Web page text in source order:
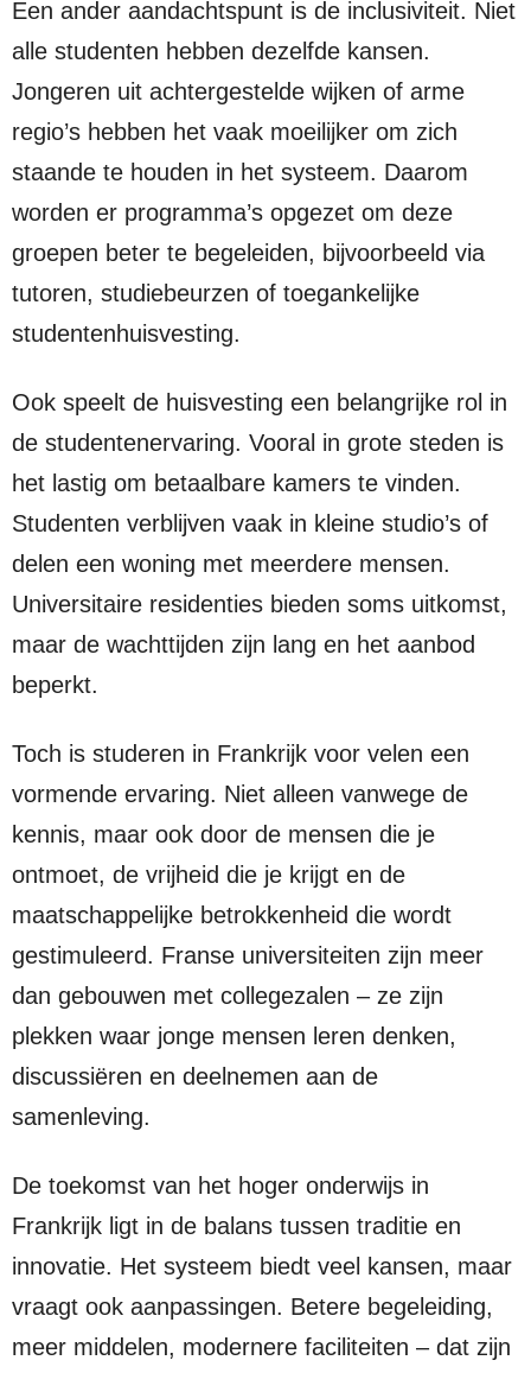
Een ander aandachtspunt is de inclusiviteit. Niet
alle studenten hebben dezelfde kansen.
Jongeren uit achtergestelde wijken of arme
regio’s hebben het vaak moeilijker om zich
staande te houden in het systeem. Daarom
worden er programma’s opgezet om deze
groepen beter te begeleiden, bijvoorbeeld via
tutoren, studiebeurzen of toegankelijke
studentenhuisvesting.
Ook speelt de huisvesting een belangrijke rol in
de studentenervaring. Vooral in grote steden is
het lastig om betaalbare kamers te vinden.
Studenten verblijven vaak in kleine studio’s of
delen een woning met meerdere mensen.
Universitaire residenties bieden soms uitkomst,
maar de wachttijden zijn lang en het aanbod
beperkt.
Toch is studeren in Frankrijk voor velen een
vormende ervaring. Niet alleen vanwege de
kennis, maar ook door de mensen die je
ontmoet, de vrijheid die je krijgt en de
maatschappelijke betrokkenheid die wordt
gestimuleerd. Franse universiteiten zijn meer
dan gebouwen met collegezalen – ze zijn
plekken waar jonge mensen leren denken,
discussiëren en deelnemen aan de
samenleving.
De toekomst van het hoger onderwijs in
Frankrijk ligt in de balans tussen traditie en
innovatie. Het systeem biedt veel kansen, maar
vraagt ook aanpassingen. Betere begeleiding,
meer middelen, modernere faciliteiten – dat zijn